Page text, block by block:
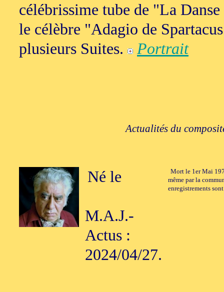
célébrissime tube de "La
le célèbre "Adagio de
plusieurs Suites.
Portrait
Actualités du
Né le
M.A.J.-
Actus :
2024/04/27.
Mort le 1er Mai
même par la
enregistrements